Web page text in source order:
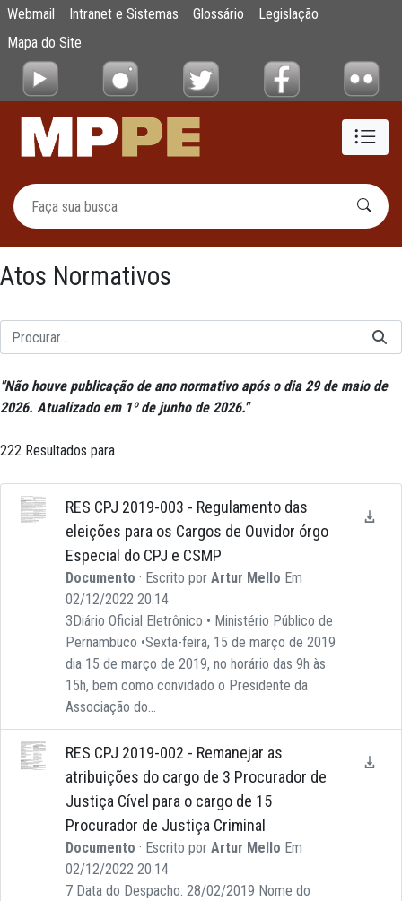
Pular para o Conteúdo principal
Atos Normativos
Webmail Intranet e Sistemas Glossário
Legislação
Mapa do Site
Atos Normativos
"Não houve publicação de ano normativo após o dia 29 de maio de
2026. Atualizado em 1º de junho de 2026."
222 Resultados para
RES CPJ 2019-003 - Regulamento das
eleições para os Cargos de Ouvidor órgo
Especial do CPJ e CSMP
Documento · Escrito por Artur Mello Em
02/12/2022 20:14
3Diário Oficial Eletrônico • Ministério Público de
Pernambuco •Sexta-feira, 15 de março de 2019
dia 15 de março de 2019, no horário das 9h às
15h, bem como convidado o Presidente da
Associação do...
RES CPJ 2019-002 - Remanejar as
atribuições do cargo de 3 Procurador de
Justiça Cível para o cargo de 15
Procurador de Justiça Criminal
Documento · Escrito por Artur Mello Em
02/12/2022 20:14
7 Data do Despacho: 28/02/2019 Nome do